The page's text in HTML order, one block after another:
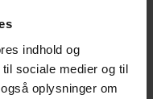
indhold og
sociale medier og til
oplysninger om